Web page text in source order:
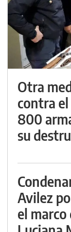
Otra
contra
800
su
Avilez
el marco